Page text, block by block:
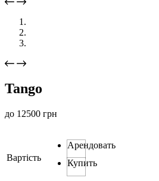
Tango
до 12500 грн
Вартість
Арендовать
Купить